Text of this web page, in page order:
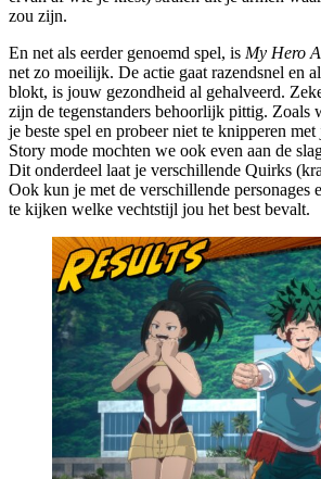
zou zijn.
En net als eerder genoemd spel, is My Hero
net zo moeilijk. De actie gaat razendsnel en
blokt, is jouw gezondheid al gehalveerd.
zijn de tegenstanders behoorlijk pittig. Zoals
je beste spel en probeer niet te knipperen
Story mode mochten we ook even aan de
Dit onderdeel laat je verschillende Quirks
Ook kun je met de verschillende personages
te kijken welke vechtstijl jou het best bevalt.